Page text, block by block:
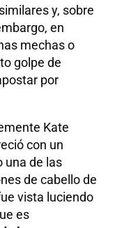
y, sobre
en
mechas o
golpe de
por
Kate
con un
una de las
de cabello de
vista luciendo
es